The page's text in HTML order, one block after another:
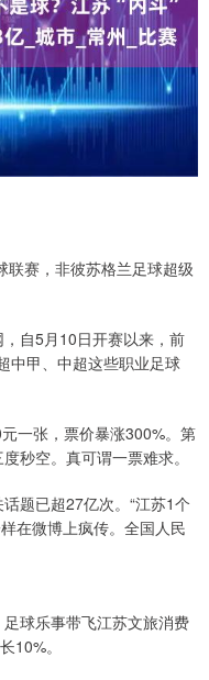
赛，非彼苏格兰足球超级
自5月10日开赛以来，前
中甲、中超这些职业足球
一张，票价暴涨300%。第
秒空。真可谓一票难求。
题已超27亿次。“江苏1个
在微博上疯传。全国人民
球乐事带飞江苏文旅消费
10%。